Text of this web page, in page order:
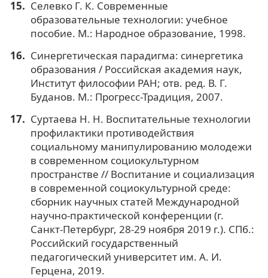
Селевко Г. К. Современные
образовательные технологии: учебное
пособие. М.: Народное образование, 1998.
Синергетическая парадигма: синергетика
образования / Российская академия наук,
Институт философии РАН; отв. ред. В. Г.
Буданов. М.: Прогресс-Традиция, 2007.
Суртаева Н. Н. Воспитательные технологии
профилактики противодействия
социальному манипулированию молодежи
в современном социокультурном
пространстве // Воспитание и социализация
в современной социокультурной среде:
сборник научных статей Международной
научно-практической конференции (г.
Санкт-Петербург, 28-29 ноября 2019 г.). СПб.:
Российский государственный
педагогический университет им. А. И.
Герцена, 2019.